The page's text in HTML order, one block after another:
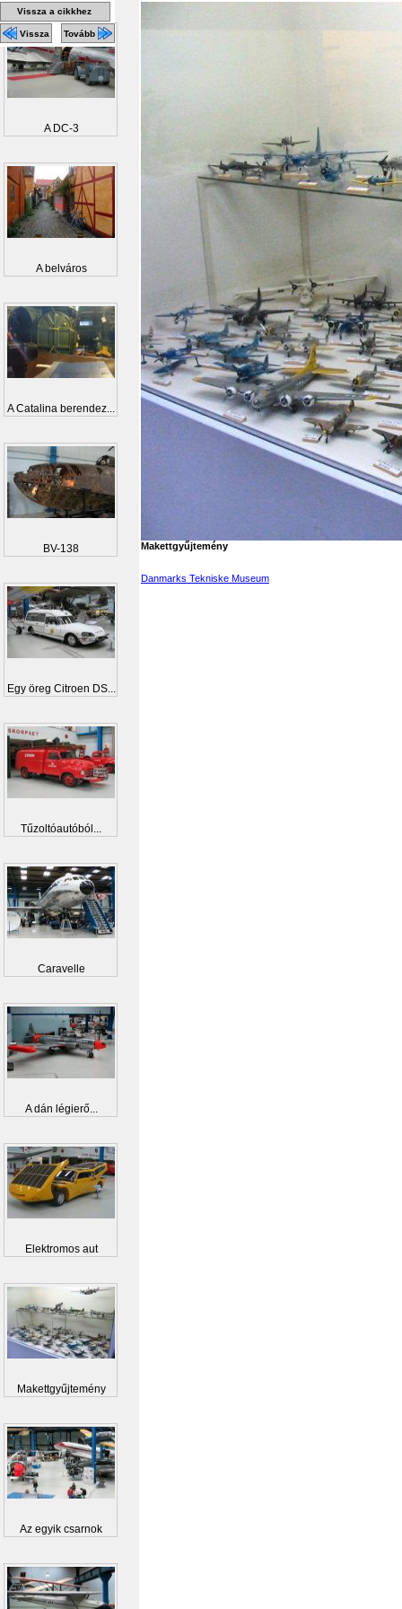
Makettgyűjtemény
Danmarks Tekniske Museum
Vissza a cikkhez
Vissza Tovább
A DC-3
A belváros
A Catalina berendez...
BV-138
Egy öreg Citroen DS...
Tűzoltóautóból...
Caravelle
A dán légierő...
Elektromos aut
Makettgyűjtemény
Az egyik csarnok